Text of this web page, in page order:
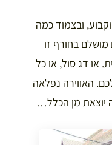
ובצמוד כמה
בחורף זו
או דג סול, או כל
האווירה נפלאה
יוצאת מן הכלל…